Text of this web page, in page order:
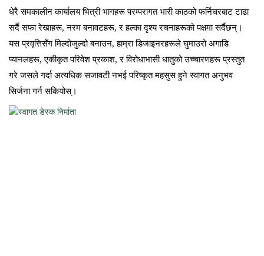
धेरै समकालीन कार्यालय भित्री भागहरू परम्परागत भारी काठको फर्निचरबाट टाढा
सर्दै सफा रेखाहरू, नरम बनावटहरू, र हल्का दृश्य रचनाहरूको पक्षमा सर्दैछन्।
यस प्रवृत्तिसँग मिल्दोजुल्दो बनाउन, हाम्रा डिजाइनरहरूले घुमाउरो अगाडि
प्यानलहरू, एकीकृत परिवेश प्रकाश, र विरोधाभासी धातुको उच्चारणहरू प्रस्तुत
गरे जसले गर्दा अत्यधिक सजावटी नभई परिष्कृत महसुस हुने स्वागत अनुभव
सिर्जना गर्न सकियोस्।